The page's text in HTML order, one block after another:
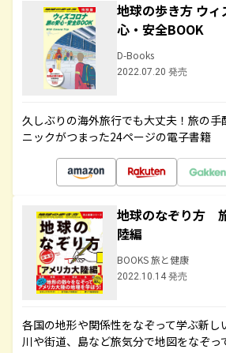
地球の歩き方 ウ
心・安全BOOK
D-Books
2022.07.20 発売
久しぶりの海外旅行でも大丈夫！旅の手
ニックがつまった24ページの電子書籍
地球のなぞり方
陸編
BOOKS 旅と健康
2022.10.14 発売
各国の地形や関係性をなぞって学ぶ新し
川や街道、島など旅気分で地図をなぞっ